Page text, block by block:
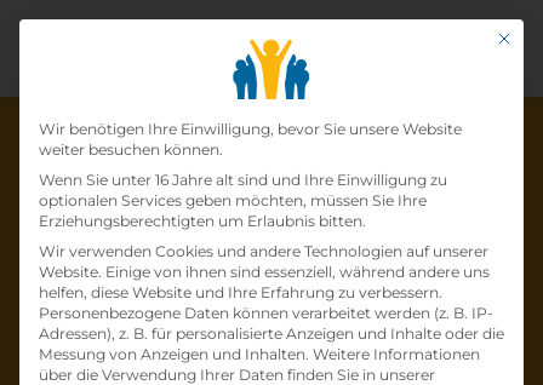
Die Lehrstelle wurde schon
besetzt!
Die LehrstelleIT Systemtechniker•in (m/w/d)
beiDietzel GmbH ist schon besetzt.
Mit
Datenschutz-
Wir benötigen Ihre Einwilligung, bevor Sie unsere Website
weiter besuchen können.
Wenn Sie unter 16 Jahre alt sind und Ihre Einwilligung zu
optionalen Services geben möchten, müssen Sie Ihre
Erziehungsberechtigten um Erlaubnis bitten.
Wir verwenden Cookies und andere Technologien auf unserer
Website. Einige von ihnen sind essenziell, während andere uns
helfen, diese Website und Ihre Erfahrung zu verbessern.
Personenbezogene Daten können verarbeitet werden (z. B. IP-
Adressen), z. B. für personalisierte Anzeigen und Inhalte oder die
Messung von Anzeigen und Inhalten. Weitere Informationen
über die Verwendung Ihrer Daten finden Sie in unserer